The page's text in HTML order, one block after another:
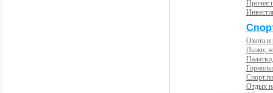
Прочее
Охота и
Лыжи,
Отдых